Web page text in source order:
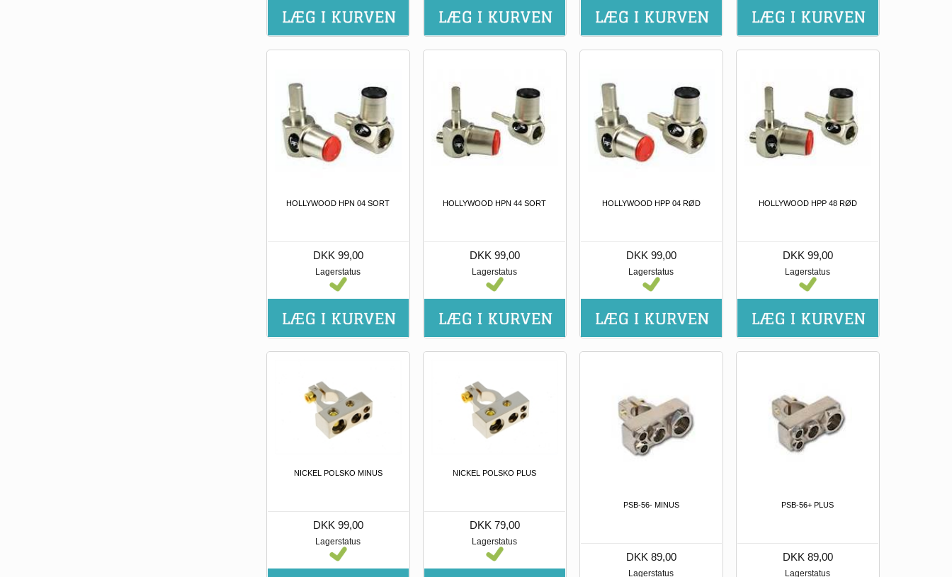
HOLLYWOOD HPN 04 SORT
DKK 99,00
Lagerstatus
HOLLYWOOD HPN 44 SORT
DKK 99,00
Lagerstatus
HOLLYWOOD HPP 04 RØD
DKK 99,00
Lagerstatus
HOLLYWOOD HPP 48 RØD
DKK 99,00
Lagerstatus
NICKEL POLSKO MINUS
DKK 99,00
Lagerstatus
NICKEL POLSKO PLUS
DKK 79,00
Lagerstatus
PSB-56- MINUS
DKK 89,00
Lagerstatus
PSB-56+ PLUS
DKK 89,00
Lagerstatus